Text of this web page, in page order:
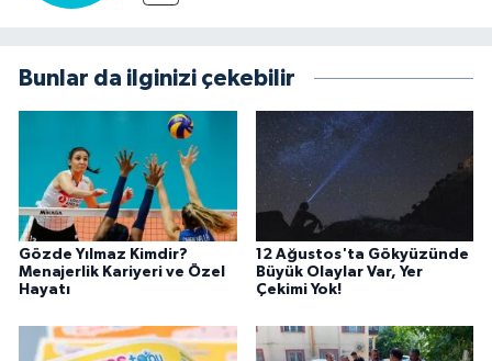
Bunlar da ilginizi çekebilir
Gözde Yılmaz Kimdir?
Menajerlik Kariyeri ve Özel
Hayatı
12 Ağustos'ta Gökyüzünde
Büyük Olaylar Var, Yer
Çekimi Yok!